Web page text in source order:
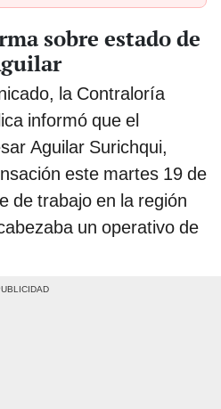
sobre estado de
la Contraloría
informó que el
Aguilar Surichqui,
este martes 19 de
de trabajo en la región
un operativo de